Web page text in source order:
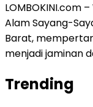
LOMBOKINI.com
Alam Sayang-
Barat,
menjadi jaminan
Trending